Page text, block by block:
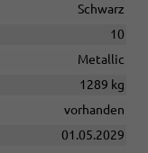
Schwarz
10
Metallic
1289 kg
vorhanden
01.05.2029